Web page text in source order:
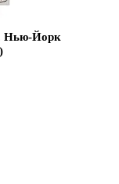
Нью-Йорк